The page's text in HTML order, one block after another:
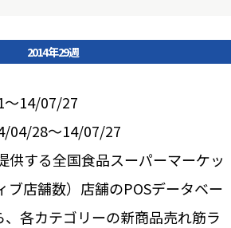
2014年29週
～14/07/27
04/28～14/07/27
供する全国食品スーパーマーケッ
ブ店舗数）店舗のPOSデータベー
、各カテゴリーの新商品売れ筋ラ